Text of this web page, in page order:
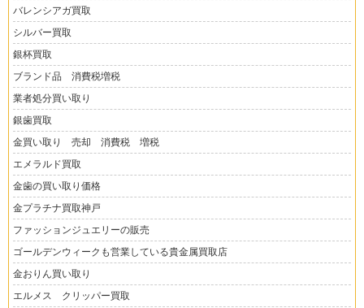
バレンシアガ買取
シルバー買取
銀杯買取
ブランド品 消費税増税
業者処分買い取り
銀歯買取
金買い取り 売却 消費税 増税
エメラルド買取
金歯の買い取り価格
金プラチナ買取神戸
ファッションジュエリーの販売
ゴールデンウィークも営業している貴金属買取店
金おりん買い取り
エルメス クリッパー買取